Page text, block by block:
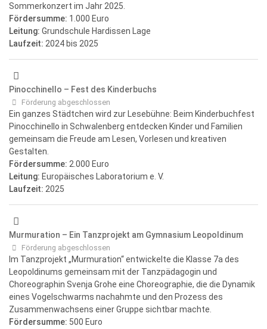
Sommerkonzert im Jahr 2025.
Fördersumme: 1.000 Euro
Leitung: Grundschule Hardissen Lage
Laufzeit: 2024 bis 2025
Pinocchinello – Fest des Kinderbuchs
Förderung abgeschlossen
Ein ganzes Städtchen wird zur Lesebühne: Beim Kinderbuchfest
Pinocchinello in Schwalenberg entdecken Kinder und Familien
gemeinsam die Freude am Lesen, Vorlesen und kreativen
Gestalten.
Fördersumme: 2.000 Euro
Leitung: Europäisches Laboratorium e. V.
Laufzeit: 2025
Murmuration – Ein Tanzprojekt am Gymnasium Leopoldinum
Förderung abgeschlossen
Im Tanzprojekt „Murmuration“ entwickelte die Klasse 7a des
Leopoldinums gemeinsam mit der Tanzpädagogin und
Choreographin Svenja Grohe eine Choreographie, die die Dynamik
eines Vogelschwarms nachahmte und den Prozess des
Zusammenwachsens einer Gruppe sichtbar machte.
Fördersumme: 500 Euro